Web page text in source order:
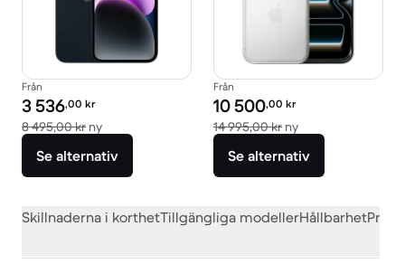
Från
Pris för rekonditionerad produkt:
3 536,00 kr
8 495,00 kr nyJämfört med nypris 8 495,00 kr
Se alternativ
Från
Pris för rekonditionerad produkt:
10 500,00 kr
14 995,00 kr nyJämfört med
Se alternativ
Skillnaderna i korthetTillgängliga modellerHållbarhet